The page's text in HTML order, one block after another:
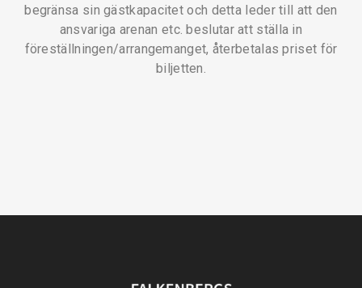
begränsa sin gästkapacitet och detta leder till att den
ansvariga arenan etc. beslutar att ställa in
föreställningen/arrangemanget, återbetalas priset för
biljetten.